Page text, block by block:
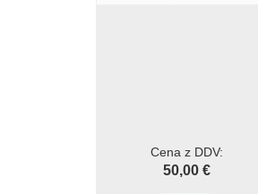
Cena z DDV:
50,00 €